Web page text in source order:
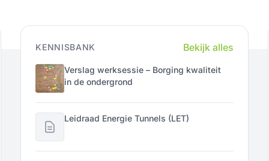
KENNISBANK Bekijk alles
Verslag werksessie – Borging kwaliteit
in de ondergrond
Leidraad Energie Tunnels (LET)